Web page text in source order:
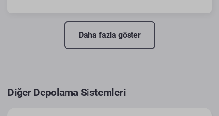
Daha fazla göster
Diğer Depolama Sistemleri